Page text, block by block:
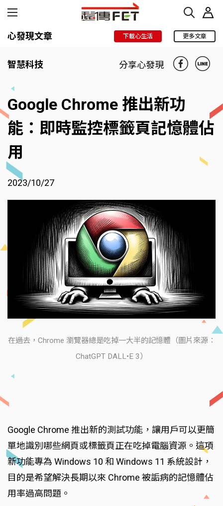
心發現文章 下載心生活 更多文章
智慧科技 分享心發現
Google Chrome 推出新功
能：即時監控標籤頁記憶體佔
用
2023/10/27
在過去，Chrome 瀏覽器總是吃掉一大半的記憶體（圖片來源：
ChatGPT DALL•E 3）
Google Chrome 推出新的測試功能，讓用戶可以更簡
單地識別哪些網頁或標籤頁正在吃掉電腦資源。這項
新功能專為 Windows 10 和 Windows 11 系統設計，
目的是希望解決長期以來 Chrome 被詬病的記憶體佔
用率過高問題。